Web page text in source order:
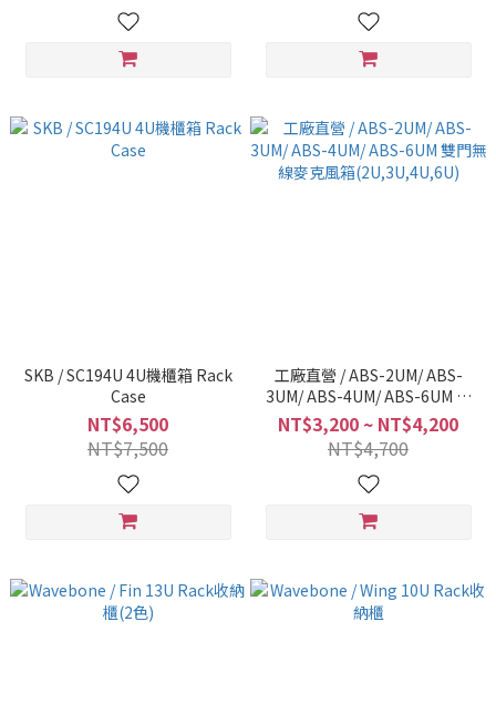
SKB / SC194U 4U機櫃箱 Rack
Case
NT$6,500
NT$7,500
工廠直營 / ABS-2UM/ ABS-
3UM/ ABS-4UM/ ABS-6UM 雙
門無線麥克風箱(2U,3U,4U,6U)
NT$3,200 ~ NT$4,200
NT$4,700